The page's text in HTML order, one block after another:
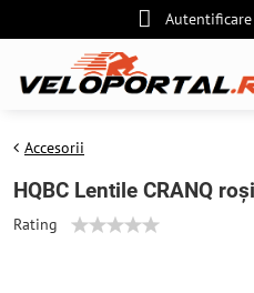
Autentificare
Accesorii
HQBC Lentile CRANQ
Rating